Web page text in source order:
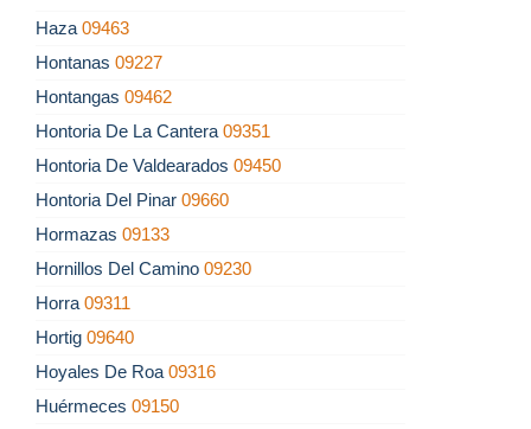
Haza 09463
Hontanas 09227
Hontangas 09462
Hontoria De La Cantera 09351
Hontoria De Valdearados 09450
Hontoria Del Pinar 09660
Hormazas 09133
Hornillos Del Camino 09230
Horra 09311
Hortig 09640
Hoyales De Roa 09316
Huérmeces 09150